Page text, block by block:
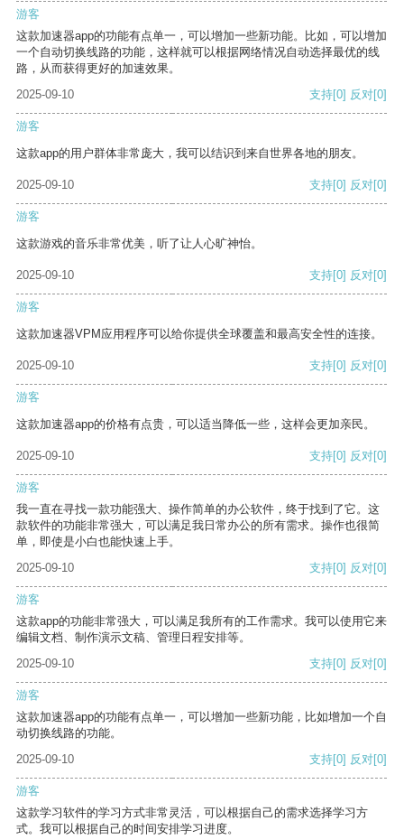
游客
这款加速器app的功能有点单一，可以增加一些新功能。比如，可以增加
一个自动切换线路的功能，这样就可以根据网络情况自动选择最优的线
路，从而获得更好的加速效果。
2025-09-10
支持[0] 反对[0]
游客
这款app的用户群体非常庞大，我可以结识到来自世界各地的朋友。
2025-09-10 支持[0] 反对[0]
游客
这款游戏的音乐非常优美，听了让人心旷神怡。
2025-09-10 支持[0] 反对[0]
游客
这款加速器VPM应用程序可以给你提供全球覆盖和最高安全性的连接。
2025-09-10 支持[0] 反对[0]
游客
这款加速器app的价格有点贵，可以适当降低一些，这样会更加亲民。
2025-09-10 支持[0] 反对[0]
游客
我一直在寻找一款功能强大、操作简单的办公软件，终于找到了它。这
款软件的功能非常强大，可以满足我日常办公的所有需求。操作也很简
单，即使是小白也能快速上手。
2025-09-10
支持[0] 反对[0]
游客
这款app的功能非常强大，可以满足我所有的工作需求。我可以使用它来
编辑文档、制作演示文稿、管理日程安排等。
2025-09-10
支持[0] 反对[0]
游客
这款加速器app的功能有点单一，可以增加一些新功能，比如增加一个自
动切换线路的功能。
2025-09-10
支持[0] 反对[0]
游客
这款学习软件的学习方式非常灵活，可以根据自己的需求选择学习方
式。我可以根据自己的时间安排学习进度。